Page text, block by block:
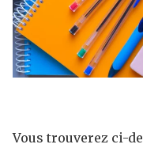
Vous trouverez ci-